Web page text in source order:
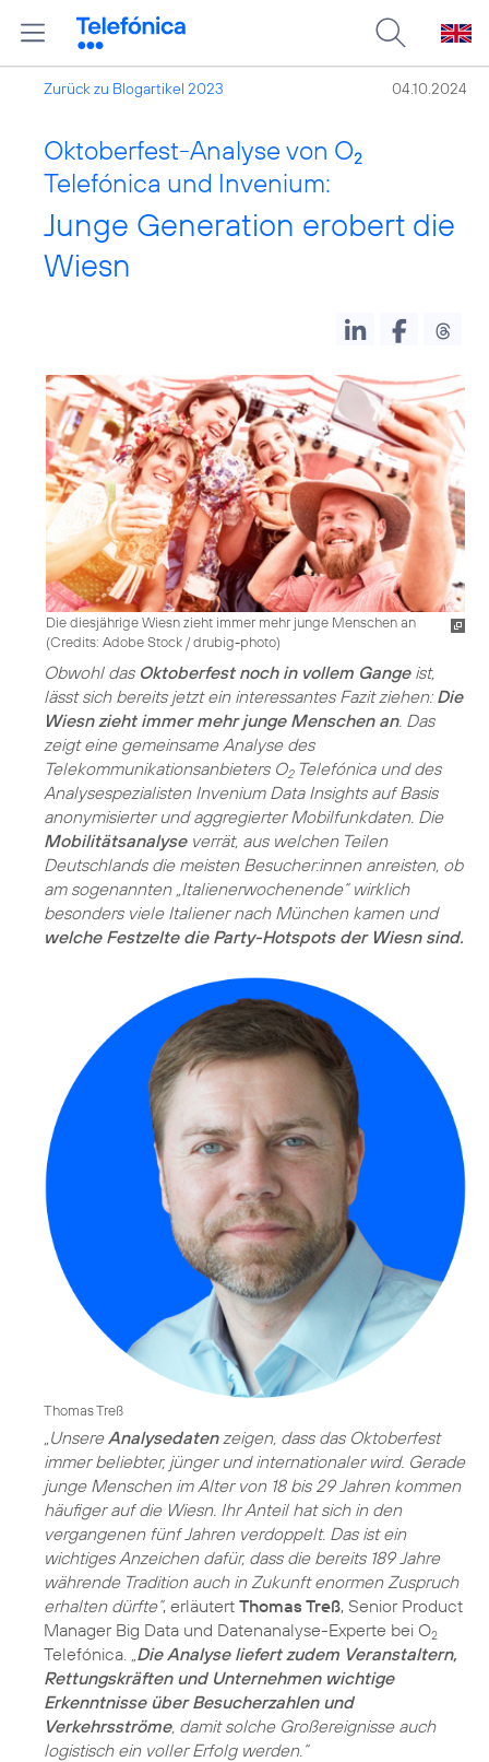
Zurück zu Blogartikel 2023 04.10.2024
Oktoberfest-Analyse von O2
Telefónica und Invenium:
Junge Generation erobert die
Wiesn
Die diesjährige Wiesn zieht immer mehr junge Menschen an
(Credits: Adobe Stock / drubig-photo)
Obwohl das Oktoberfest noch in vollem Gangeist,
lässt sich bereits jetzt ein interessantes Fazit ziehen: Die
Wiesn zieht immer mehr junge Menschen an. Das
zeigt eine gemeinsame Analyse des
Telekommunikationsanbieters O2Telefónica und des
Analysespezialisten Invenium Data Insights auf Basis
anonymisierter und aggregierter Mobilfunkdaten. Die
Mobilitätsanalyseverrät, aus welchen Teilen
Deutschlands die meisten Besucher:innen anreisten, ob
am sogenannten „Italienerwochenende“ wirklich
besonders viele Italiener nach München kamen und
welche Festzelte die Party-Hotspots der Wiesn sind.
Thomas Treß
„UnsereAnalysedatenzeigen, dass das Oktoberfest
immer beliebter, jünger und internationaler wird. Gerade
junge Menschen im Alter von 18 bis 29 Jahren kommen
häufiger auf die Wiesn. Ihr Anteil hat sich in den
vergangenen fünf Jahren verdoppelt. Das ist ein
wichtiges Anzeichen dafür, dass die bereits 189 Jahre
währende Tradition auch in Zukunft enormen Zuspruch
erhalten dürfte“, erläutert Thomas Treß, Senior Product
Manager Big Data und Datenanalyse-Experte bei O2
Telefónica.
Die Analyse liefert zudem Veranstaltern,
Rettungskräften und Unternehmen wichtige
Erkenntnisse über Besucherzahlen und
Verkehrsströme, damit solche Großereignisse auch
logistisch ein voller Erfolg werden.“